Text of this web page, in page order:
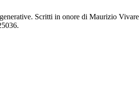
Scritti in onore di Maurizio